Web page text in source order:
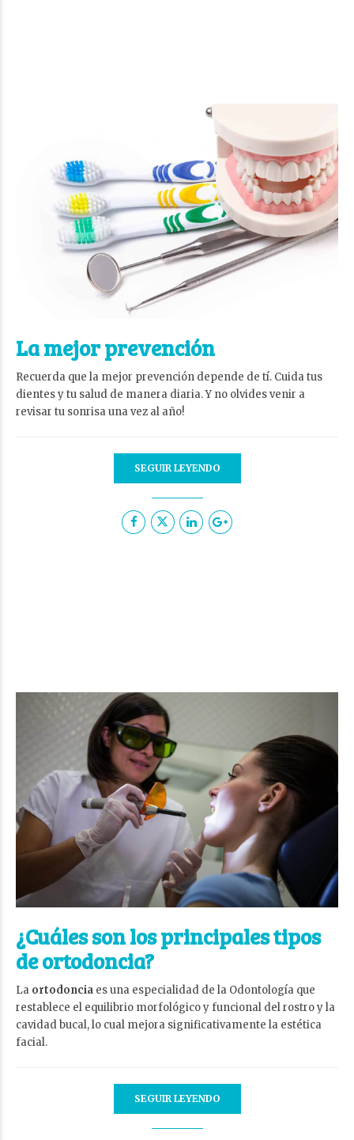
La mejor prevención
Recuerda que la mejor prevención depende de tí. Cuida tus
dientes y tu salud de manera diaria. Y no olvides venir a
revisar tu sonrisa una vez al año!
SEGUIR LEYENDO
¿Cuáles son los principales tipos
de ortodoncia?
La ortodoncia es una especialidad de la Odontología que
restablece el equilibrio morfológico y funcional del rostro y la
cavidad bucal, lo cual mejora significativamente la estética
facial.
SEGUIR LEYENDO